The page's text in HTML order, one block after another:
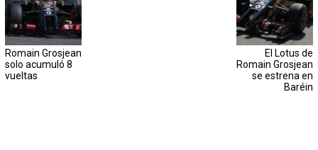
Romain Grosjean
solo acumuló 8
vueltas
El Lotus de
Romain Grosjean
se estrena en
Baréin